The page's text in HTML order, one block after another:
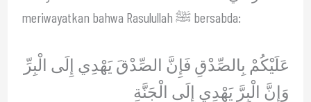
meriwayatkan bahwa Rasulullah ﷺ bersabda:
عَلَيْكُمْ بِالصِّدْقِ فَإِنَّ الصِّدْقَ يَهْدِي إِلَى الْبِرِّ
وَإِنَّ الْبِرَّ يَهْدِي إِلَى الْجَنَّةِ